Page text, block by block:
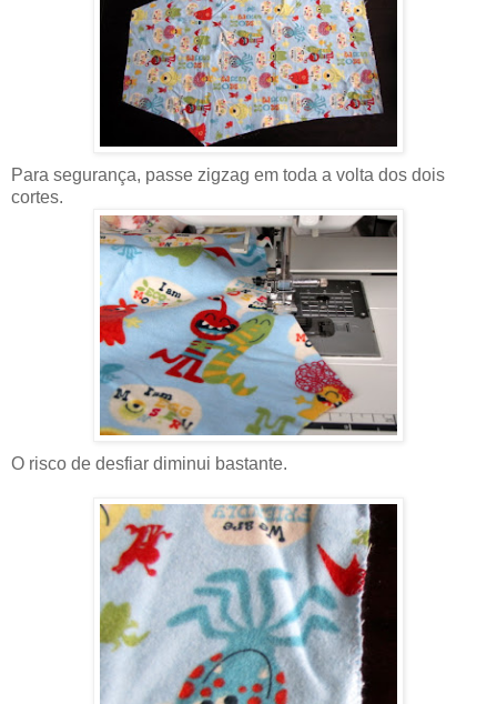
Para segurança, passe zigzag em toda a volta dos dois
cortes.
O risco de desfiar diminui bastante.